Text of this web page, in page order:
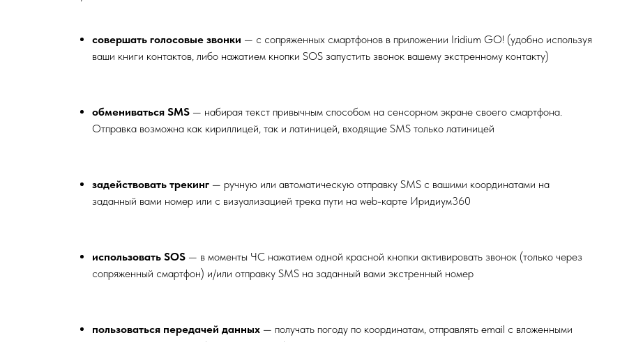
совершать голосовые звонки — с сопряженных смартфонов в приложении Iridium GO! (удобно используя
ваши книги контактов, либо нажатием кнопки SOS запустить звонок вашему экстренному контакту)
обмениваться SMS — набирая текст привычным способом на сенсорном экране своего смартфона.
Отправка возможна как кириллицей, так и латиницей, входящие SMS только латиницей
задействовать трекинг — ручную или автоматическую отправку SMS c вашими координатами на
заданный вами номер или с визуализацией трека пути на web-карте Иридиум360
использовать SOS — в моменты ЧС нажатием одной красной кнопки активировать звонок (только через
сопряженный смартфон) и/или отправку SMS на заданный вами экстренный номер
пользоваться передачей данных — получать погоду по координатам, отправлять email c вложенными